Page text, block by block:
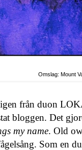
Omslag: Mount
från duon
bloggen. Det
my name. Old
Som en